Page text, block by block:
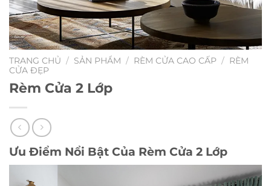
TRANG CHỦ / SẢN PHẨM / RÈM CỬA CAO CẤP / RÈM
CỬA ĐẸP
Rèm Cửa 2 Lớp
Ưu Điểm Nổi Bật Của Rèm Cửa 2 Lớp